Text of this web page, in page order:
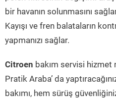
bir havanın solunmasını
Kayışı ve fren balataların
yapmanızı sağlar.
Citroen bakım servisi hizmet
Pratik Araba’ da
bakımı, hem sürüş